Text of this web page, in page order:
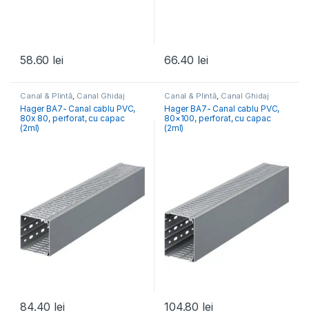
58.60 lei 66.40 lei
Canal & Plintă, Canal Ghidaj
Tablou Electric Elemente
Conexiune- Tablou Electric
Hager BA7- Canal cablu PVC,
80x 80, perforat, cu capac
(2ml)
84.40 lei
Canal & Plintă, Canal Ghidaj
Tablou Electric Elemente
Conexiune- Tablou Electric
Hager BA7- Canal cablu PVC,
80×100, perforat, cu capac
(2ml)
104.80 lei